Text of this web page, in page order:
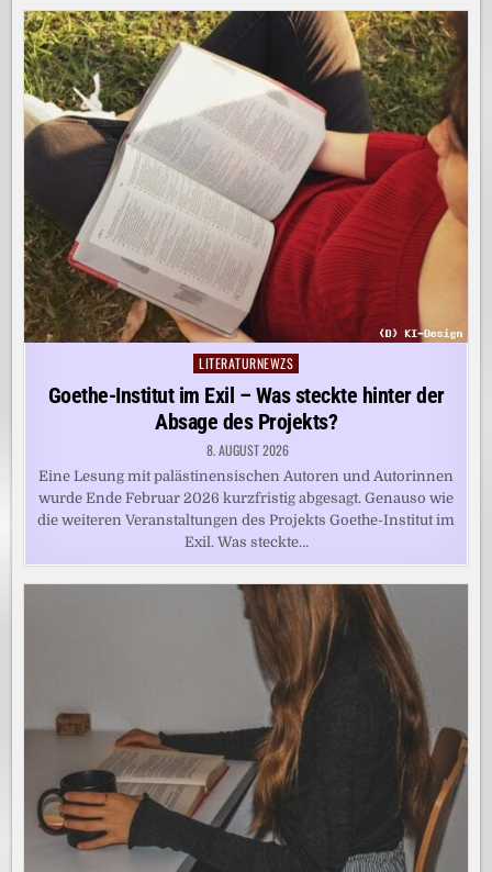
Posted
in
LITERATURNEWZS
Goethe-Institut im Exil – Was steckte hinter der
Absage des Projekts?
8. AUGUST 2026
Eine Lesung mit palästinensischen Autoren und Autorinnen
wurde Ende Februar 2026 kurzfristig abgesagt. Genauso wie
die weiteren Veranstaltungen des Projekts Goethe-Institut im
Exil. Was steckte…